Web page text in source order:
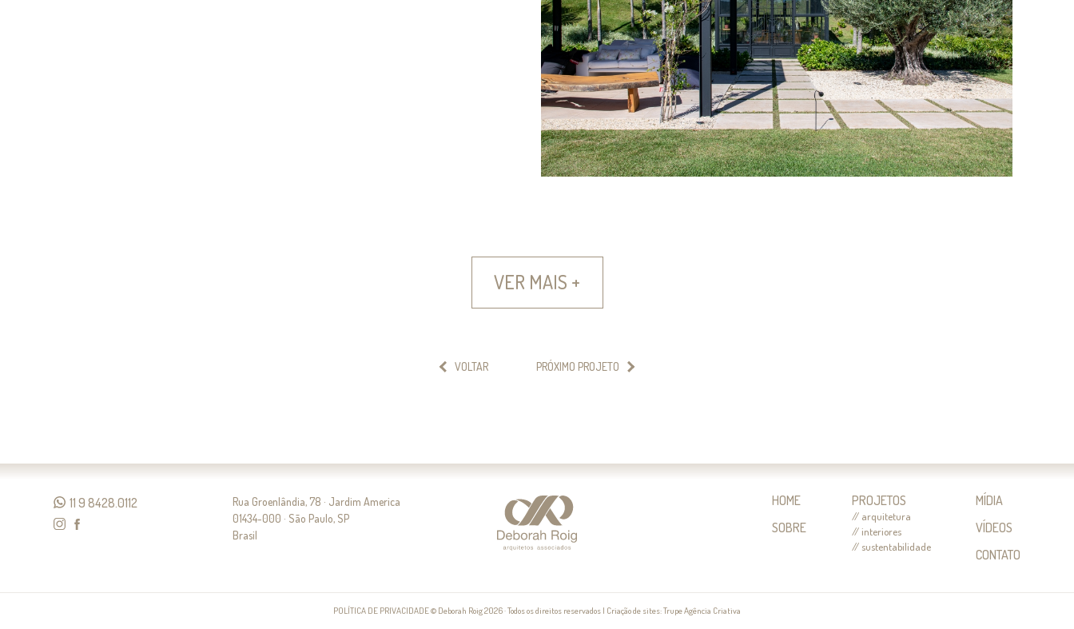
VER MAIS +
VOLTAR PRÓXIMO PROJETO
11 9 8428.0112
Rua Groenlândia, 78 · Jardim America
01434-000 · São Paulo, SP
Brasil
HOME
SOBRE
PROJETOS
// arquitetura
// interiores
// sustentabilidade
MÍDIA
VÍDEOS
CONTATO
POLÍTICA DE PRIVACIDADE© Deborah Roig 2026 · Todos os direitos reservados | Criação de sites:Trupe Agência Criativa